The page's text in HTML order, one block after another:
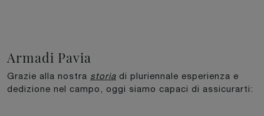
Armadi Pavia
Grazie alla nostra storia di pluriennale esperienza e
dedizione nel campo, oggi siamo capaci di assicurarti: